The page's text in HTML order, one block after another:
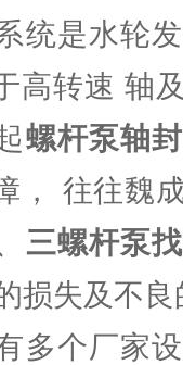
统是水轮
高转速 轴
螺杆泵轴
， 往往魏
三螺杆泵找
损失及不
多个厂家